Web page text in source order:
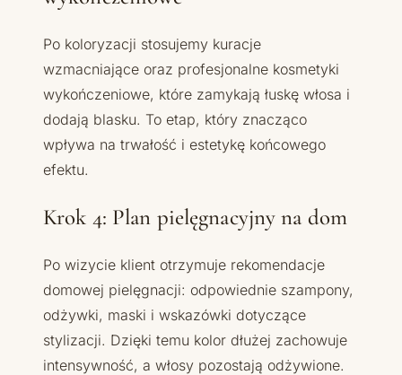
Po koloryzacji stosujemy kuracje
wzmacniające oraz profesjonalne kosmetyki
wykończeniowe, które zamykają łuskę włosa i
dodają blasku. To etap, który znacząco
wpływa na trwałość i estetykę końcowego
efektu.
Krok 4: Plan pielęgnacyjny na dom
Po wizycie klient otrzymuje rekomendacje
domowej pielęgnacji: odpowiednie szampony,
odżywki, maski i wskazówki dotyczące
stylizacji. Dzięki temu kolor dłużej zachowuje
intensywność, a włosy pozostają odżywione.